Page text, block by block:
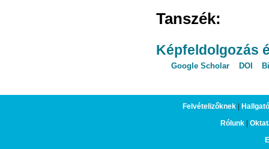
Tanszék:
Képfeldolgozás
Google Scholar DOI
Felvételizőknek|
Rólunk|